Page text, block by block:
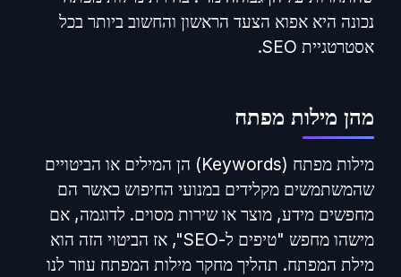
נכונה היא אפוא הצעד הראשון והחשוב ביותר בכל
אסטרטגיית SEO.
מהן מילות מפתח
מילות מפתח (Keywords) הן המילים או הביטויים
שהמשתמשים מקלידים במנועי החיפוש כאשר הם
מחפשים מידע, מוצר או שירות מסוים. לדוגמה, אם
מישהו מחפש "טיפים ל-SEO", אז הביטוי הזה הוא
מילת המפתח. תהליך מחקר מילות המפתח עוזר לנו